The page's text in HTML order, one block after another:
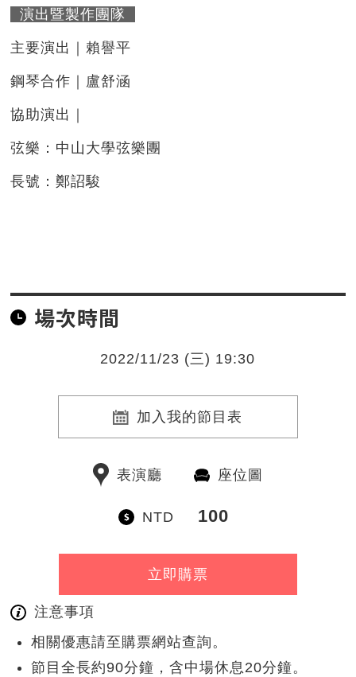
演出暨製作團隊
主要演出｜賴譽平
鋼琴合作｜盧舒涵
協助演出｜
弦樂：中山大學弦樂團
長號：鄭詔駿
場次時間
2022/11/23 (三) 19:30
加入我的節目表
表演廳 座位圖
NTD 100
立即購票
注意事項
相關優惠請至購票網站查詢。
節目全長約90分鐘，含中場休息20分鐘。